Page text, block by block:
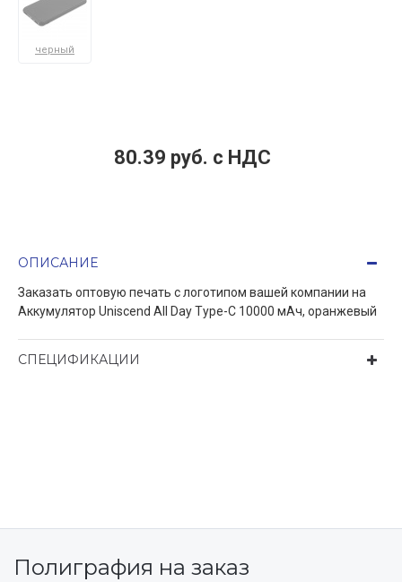
черный
80.39 руб. c НДС
ОПИСАНИЕ
Заказать оптовую печать с логотипом вашей компании на
Aккумулятор Uniscend All Day Type-C 10000 мAч, оранжевый
СПЕЦИФИКАЦИИ
Полиграфия на заказ